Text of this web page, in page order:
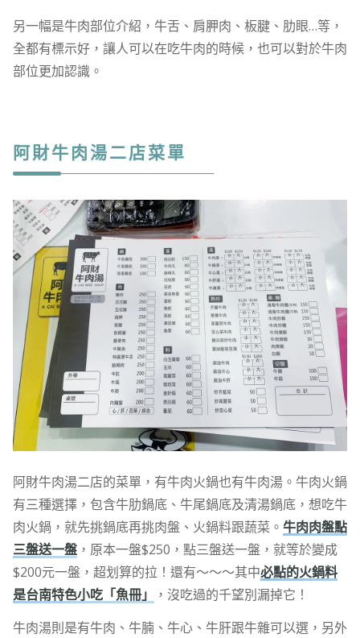
另一幅是牛肉部位介紹，牛舌、肩胛肉、板腱、肋眼…等，
全都有標示好，讓人可以在吃牛肉的時候，也可以對於牛肉
部位更加認識。
阿財牛肉湯二店菜單
阿財牛肉湯二店的菜單，有牛肉火鍋也有牛肉湯。牛肉火鍋
有三種選擇，包含牛肋鍋底、牛尾鍋底及清湯鍋底，想吃牛
肉火鍋，就先挑鍋底再挑肉盤、火鍋料跟蔬菜。 牛肉肉盤點
三盤送一盤，原本一盤$250，點三盤送一盤，就等於變成
$200元一盤，超划算的拉！還有～～～其中必點的火鍋料
是台南特色小吃「魚冊」
，沒吃過的千望別漏掉它！
牛肉湯則是有牛肉、牛腩、牛心、牛肝跟牛雜可以選，另外